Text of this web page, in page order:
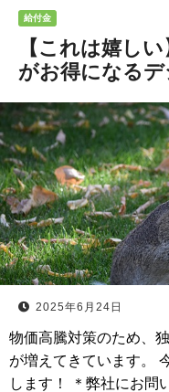
給付金
【これは嬉し
がお得になる
2025年6月24日
物価高騰対策のため、
が増えてきています。
します！ ＊弊社にお問